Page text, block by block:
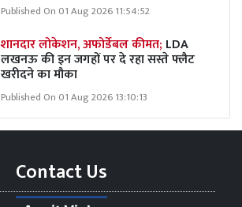
Published On 01 Aug 2026 11:54:52
शानदार लोकेशन, अफोर्डेबल कीमत; LDA
लखनऊ की इन जगहों पर दे रहा सस्ते फ्लैट
खरीदने का मौका
Published On 01 Aug 2026 13:10:13
Contact Us